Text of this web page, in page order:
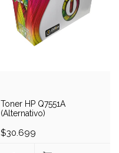
Toner HP Q7551A
(Alternativo)
$30.699